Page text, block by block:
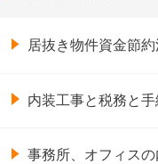
居抜き物件資金節約
内装工事と税務と手
事務所、オフィス